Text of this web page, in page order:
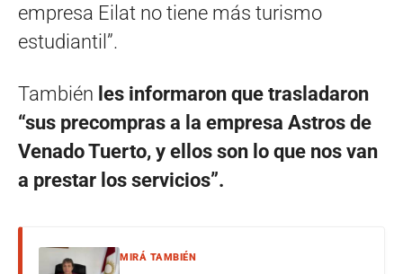
empresa Eilat no tiene más turismo
estudiantil”.
También les informaron que trasladaron
“sus precompras a la empresa Astros de
Venado Tuerto, y ellos son lo que nos van
a prestar los servicios”.
MIRÁ TAMBIÉN